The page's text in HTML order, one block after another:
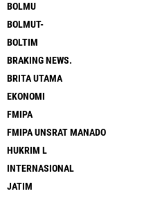
BOLMU
BOLMUT-
BOLTIM
BRAKING NEWS.
BRITA UTAMA
EKONOMI
FMIPA
FMIPA UNSRAT MANADO
HUKRIM L
INTERNASIONAL
JATIM